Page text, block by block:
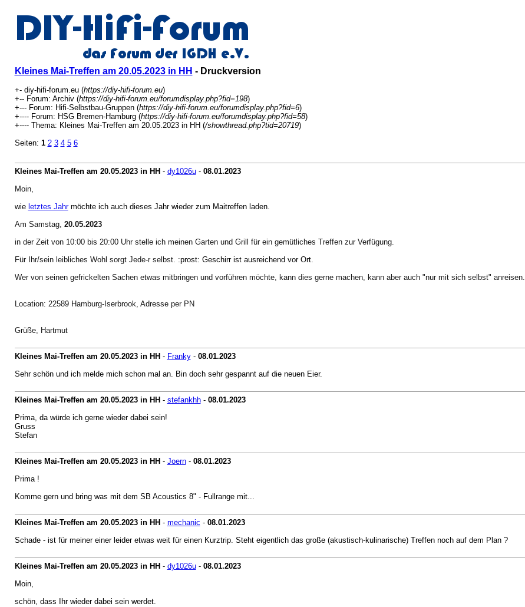
Kleines Mai-Treffen am 20.05.2023 in HH - Druckversion
+- diy-hifi-forum.eu (https://diy-hifi-forum.eu)
+-- Forum: Archiv (https://diy-hifi-forum.eu/forumdisplay.php?fid=198)
+--- Forum: Hifi-Selbstbau-Gruppen (https://diy-hifi-forum.eu/forumdisplay.php?fid=6)
+---- Forum: HSG Bremen-Hamburg (https://diy-hifi-forum.eu/forumdisplay.php?fid=58)
+---- Thema: Kleines Mai-Treffen am 20.05.2023 in HH (/showthread.php?tid=20719)
Seiten: 1 2 3 4 5 6
Kleines Mai-Treffen am 20.05.2023 in HH - dy1026u- 08.01.2023
Moin,
wie letztes Jahrmöchte ich auch dieses Jahr wieder zum Maitreffen laden.
Am Samstag, 20.05.2023
in der Zeit von 10:00 bis 20:00 Uhr stelle ich meinen Garten und Grill für ein gemütliches Treffen zur Verfügung.
Für Ihr/sein leibliches Wohl sorgt Jede-r selbst. :prost: Geschirr ist ausreichend vor Ort.
Wer von seinen gefrickelten Sachen etwas mitbringen und vorführen möchte, kann dies gerne machen, kann aber auch "nur mit sich selbst" anreisen.
Location: 22589 Hamburg-Iserbrook, Adresse per PN
Grüße, Hartmut
Kleines Mai-Treffen am 20.05.2023 in HH - Franky- 08.01.2023
Sehr schön und ich melde mich schon mal an. Bin doch sehr gespannt auf die neuen Eier.
Kleines Mai-Treffen am 20.05.2023 in HH - stefankhh- 08.01.2023
Prima, da würde ich gerne wieder dabei sein!
Gruss
Stefan
Kleines Mai-Treffen am 20.05.2023 in HH - Joern- 08.01.2023
Prima !
Komme gern und bring was mit dem SB Acoustics 8" - Fullrange mit...
Kleines Mai-Treffen am 20.05.2023 in HH - mechanic - 08.01.2023
Schade - ist für meiner einer leider etwas weit für einen Kurztrip. Steht eigentlich das große (akustisch-kulinarische) Treffen noch auf dem Plan ?
Kleines Mai-Treffen am 20.05.2023 in HH - dy1026u- 08.01.2023
Moin,
schön, dass Ihr wieder dabei sein werdet.